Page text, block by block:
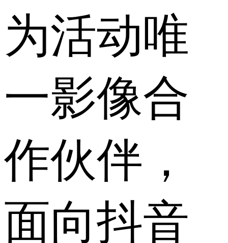
为活动唯
一影像合
作伙伴，
面向抖音